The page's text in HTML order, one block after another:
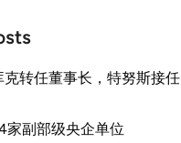
转任董事长，特努斯接任
家副部级央企单位